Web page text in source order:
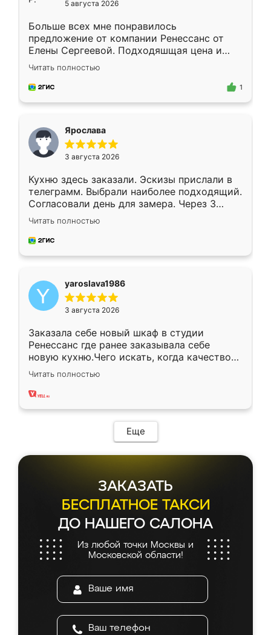
5 августа 2026
Больше всех мне понравилось
предложение от компании Ренессанс от
Елены Сергеевой. Подходяшщая цена и
короткие сроки изготовления. Приехавший
для замера сотрудник Владислав
предложил по моему эскизу самый
Читать полностью
1
Ярослава
3 августа 2026
Кухню здесь заказали. Эскизы прислали в
телеграмм. Выбрали наиболее подходящий.
Согласовали день для замера. Через 3
недели кухня была уже готова. Остались
довольны работой. Спасибо Ренессанс
мебель за качественную работу!
Читать полностью
yaroslava1986
3 августа 2026
Заказала себе новый шкаф в студии
Ренессанс где ранее заказывала себе
новую кухню.Чего искать, когда качеством
вполне довольна. Служит кухня уже почти
два года, нареканий нет.
Читать полностью
Еще
ЗАКАЗАТЬ
БЕСПЛАТНОЕ ТАКСИ
ДО НАШЕГО САЛОНА
Из любой точки Москвы и
Московской области!